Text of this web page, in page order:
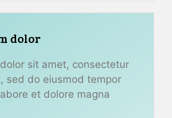
dolor
sit amet, consectetur
sed do eiusmod tempor
et dolore magna